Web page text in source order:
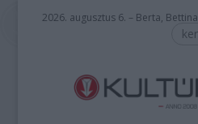
2026. augusztus 6. – Berta, Bettina